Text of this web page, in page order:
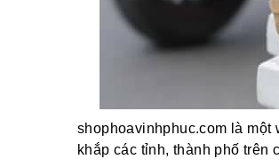
shophoavinhphuc.com là một
khắp các tỉnh, thành phố trên